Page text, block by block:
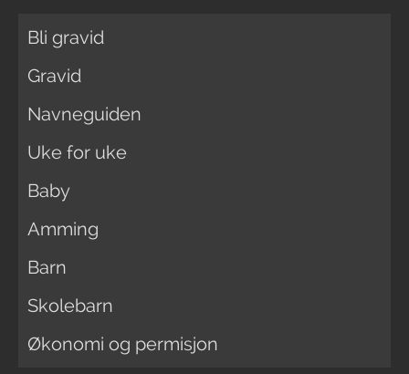
Bli gravid
Gravid
Navneguiden
Uke for uke
Baby
Amming
Barn
Skolebarn
Økonomi og permisjon